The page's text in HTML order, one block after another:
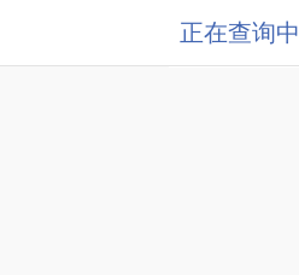
正在查询中